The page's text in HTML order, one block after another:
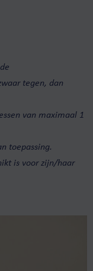
tegen, dan
van maximaal 1
toepassing.
is voor zijn/haar